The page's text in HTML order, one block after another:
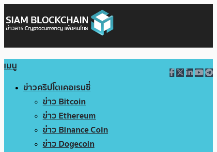
เมนู
ข่าวคริปโตเคอเรนซี่
ข่าว Bitcoin
ข่าว Ethereum
ข่าว Binance Coin
ข่าว Dogecoin